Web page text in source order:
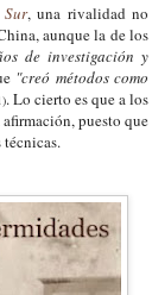
Sur, una rivalidad no
aunque la de los
de investigación y
"creó métodos como
. Lo cierto es que a los
puesto que
técnicas.